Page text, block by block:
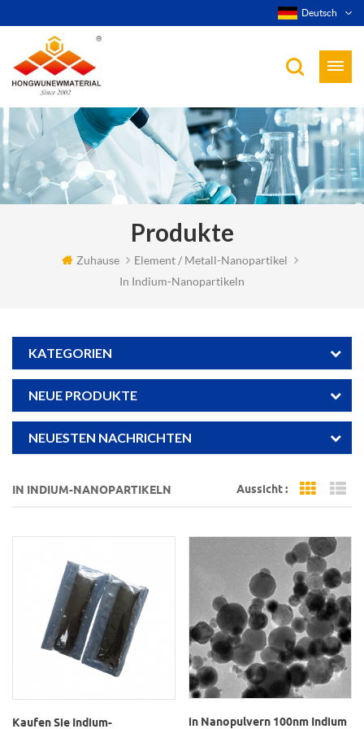
Deutsch
Produkte
Zuhause
Element / Metall-Nanopartikel
In Indium-Nanopartikeln
KATEGORIEN
NEUE PRODUKTE
NEUESTEN NACHRICHTEN
IN INDIUM-NANOPARTIKELN Aussicht : Grid
Kaufen Sie Indium-
in Nanopulvern 100nm Indium